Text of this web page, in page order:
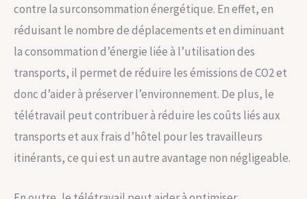
contre la surconsommation énergétique. En effet, en
réduisant le nombre de déplacements et en diminuant
la consommation d’énergie liée à l’utilisation des
transports, il permet de réduire les émissions de CO2 et
donc d’aider à préserver l’environnement. De plus, le
télétravail peut contribuer à réduire les coûts liés aux
transports et aux frais d’hôtel pour les travailleurs
itinérants, ce qui est un autre avantage non négligeable.